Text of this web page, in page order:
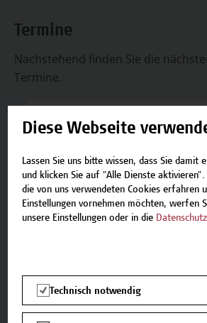
Termine
Nachstehend finden Sie die
Termine.
18.06.2027 - 03.07.2027
Kontakt
Falls Sie noch Fragen haben
Verfügung.
Team Campus Wien Academy
Diese Webseite
Lassen Sie uns bitte wissen, dass Sie damit
und klicken Sie auf "Alle Dienste aktivieren".
die von uns verwendeten Cookies erfahren
Einstellungen vornehmen möchten, werfen
unsere Einstellungen oder in die
Technisch notwendig